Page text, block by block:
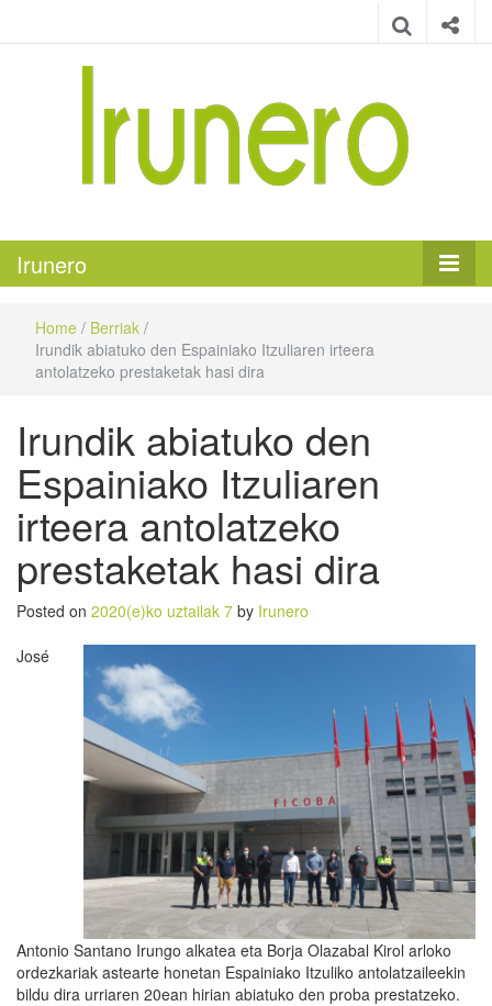
Irunero
Home / Berriak /
Irundik abiatuko den Espainiako Itzuliaren irteera
antolatzeko prestaketak hasi dira
Irundik abiatuko den
Espainiako Itzuliaren
irteera antolatzeko
prestaketak hasi dira
Posted on 2020(e)ko uztailak 7 by Irunero
José
Antonio Santano Irungo alkatea eta Borja Olazabal Kirol arloko
ordezkariak astearte honetan Espainiako Itzuliko antolatzaileekin
bildu dira urriaren 20ean hirian abiatuko den proba prestatzeko.